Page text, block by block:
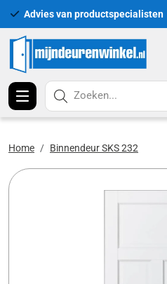
Advies van productspecialisten
Zoeken...
Home Binnendeur SKS 232